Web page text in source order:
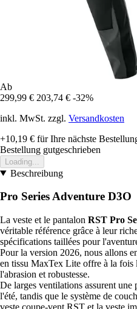
Ab
299,99 € 203,74 € -32%
inkl. MwSt. zzgl. Versandkosten
+10,19 € für Ihre nächste
Bestellung gutgeschrieben
Loading...
Beschreibung
Pro Series Adventure D3O
La veste et le pantalon RST Pro
véritable référence grâce à leur
spécifications taillées pour
Pour la version 2026, nous allons
en tissu MaxTex Lite offre à la fois
l'abrasion et robustesse.
De larges ventilations assurent
l'été, tandis que le système de